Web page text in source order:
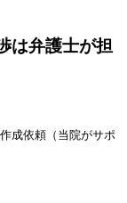
は弁護士が担
成依頼（当院がサポ